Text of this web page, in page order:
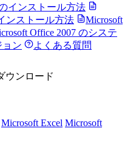
インストール方法
ンストール方法
Microsoft
Office 2007 のシステ
ョン
よくある質問
ウンロード
Microsoft Excel Microsoft